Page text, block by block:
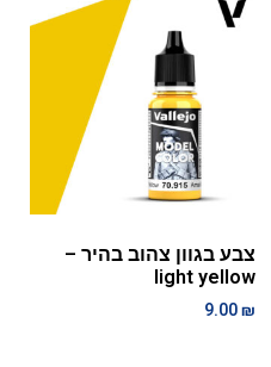
צבע בגוון צהוב בהיר –
light yellow
9.00₪